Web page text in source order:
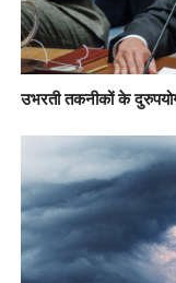
उभरती तकनीकों के